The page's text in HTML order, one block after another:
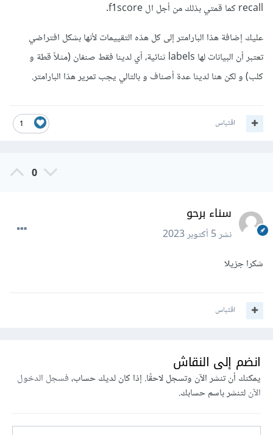
recall كما قمتي بذلك من أجل ال f1score.
عليك إضافة هذا البارامتر إلى كل هذه التقييمات لأنها بشكل افتراضي
تعتبر أن البيانات لها labels ثنائية، أي لدينا فقط صنفان (مثلاً قطة و
كلب) و لكن هنا لدينا عدة أصناف و بالتالي يجب تمرير هذا البارامتر.
1 اقتباس
0
سناء برحو
نشر5 أكتوبر 2023
شكرا جزيلا
اقتباس
انضم إلى النقاش
يمكنك أن تنشر الآن وتسجل لاحقًا. إذا كان لديك حساب،فسجل الدخول
الآنلتنشر باسم حسابك.